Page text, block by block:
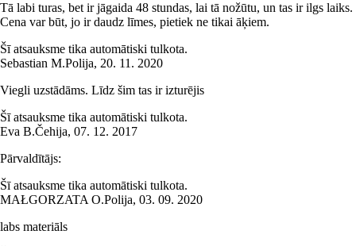
Tā labi turas, bet ir jāgaida 48 stundas, lai tā nožūtu, un tas ir ilgs laiks.
Cena var būt, jo ir daudz līmes, pietiek ne tikai āķiem.
Šī atsauksme tika automātiski tulkota.
Sebastian M.Polija, 20. 11. 2020
Viegli uzstādāms. Līdz šim tas ir izturējis
Šī atsauksme tika automātiski tulkota.
Eva B.Čehija, 07. 12. 2017
Pārvaldītājs:
Šī atsauksme tika automātiski tulkota.
MAŁGORZATA O.Polija, 03. 09. 2020
labs materiāls